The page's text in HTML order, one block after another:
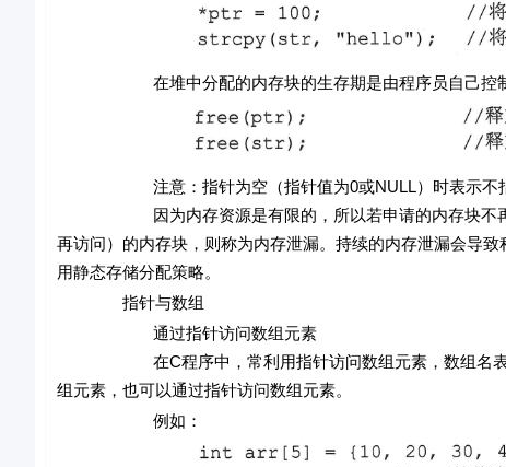
在堆中分配的内存块的生存期是由程序员自己控制的
注意： 指针为空（指针值为0或NULL）时表示不
因为内存资源是有限的，所以若申请的内存块不再需
再访问）的内存块，则称为内存泄漏。持续的内存泄漏会导
用静态存储分配策略。
指针与数组
通过指针访问数组元素
在C程序中，常利用指针访问数组元素，数组名表示数
组元素，也可以通过指针访问数组元素。
例如：